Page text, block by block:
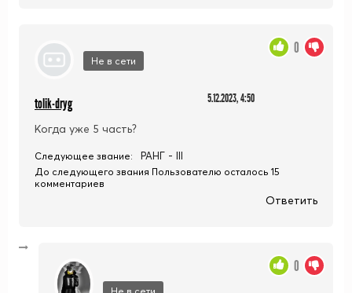
Не в сети
tolik-dryg 5.12.2023, 4:50
Когда уже 5 часть?
0
Следующее звание: РАНГ - III
До следующего звания Пользователю осталось 15
комментариев
Ответить
0